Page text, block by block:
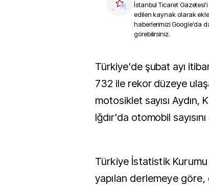
İstanbul Ticaret Gazetesi'i
edilen kaynak olarak
haberlerimizi Google'da
görebilirsiniz.
Türkiye'de şubat ayı itibarıyla 6 milyon 329 bin
732 ile rekor düzeye
motosiklet sayısı Aydın,
Iğdır'da otomobil
Türkiye İstatistik
yapılan derlemeye göre,